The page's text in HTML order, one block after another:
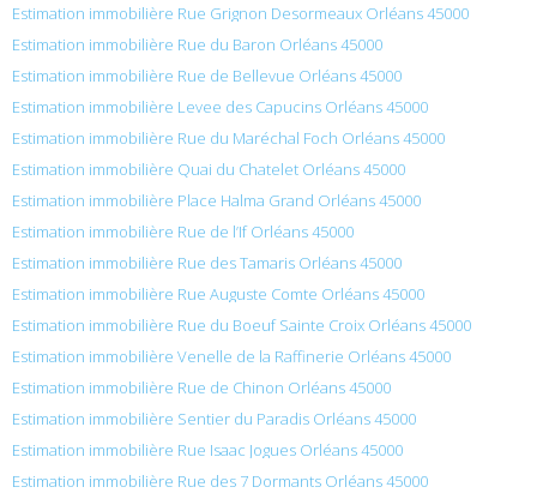
Estimation immobilière Rue Grignon Desormeaux Orléans 45000
Estimation immobilière Rue du Baron Orléans 45000
Estimation immobilière Rue de Bellevue Orléans 45000
Estimation immobilière Levee des Capucins Orléans 45000
Estimation immobilière Rue du Maréchal Foch Orléans 45000
Estimation immobilière Quai du Chatelet Orléans 45000
Estimation immobilière Place Halma Grand Orléans 45000
Estimation immobilière Rue de l’If Orléans 45000
Estimation immobilière Rue des Tamaris Orléans 45000
Estimation immobilière Rue Auguste Comte Orléans 45000
Estimation immobilière Rue du Boeuf Sainte Croix Orléans 45000
Estimation immobilière Venelle de la Raffinerie Orléans 45000
Estimation immobilière Rue de Chinon Orléans 45000
Estimation immobilière Sentier du Paradis Orléans 45000
Estimation immobilière Rue Isaac Jogues Orléans 45000
Estimation immobilière Rue des 7 Dormants Orléans 45000